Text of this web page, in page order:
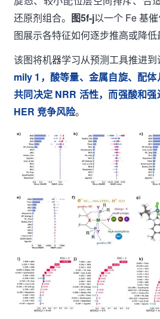
还原剂组合。 图5f-j以一个 Fe 基
图展示各特征如何逐步推高或降低
该图将机器学习从预测工具推进到
mily 1，酸等量、金属自旋、配
共同决定 NRR 活性，而强酸和
HER 竞争风险。